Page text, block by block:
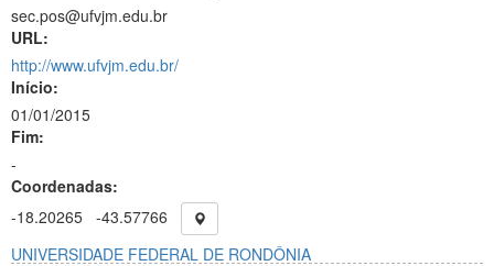
sec.pos@ufvjm.edu.br
URL:
http://www.ufvjm.edu.br/
Início:
01/01/2015
Fim:
-
Coordenadas:
-18.20265 -43.57766
UNIVERSIDADE FEDERAL DE RONDÔNIA